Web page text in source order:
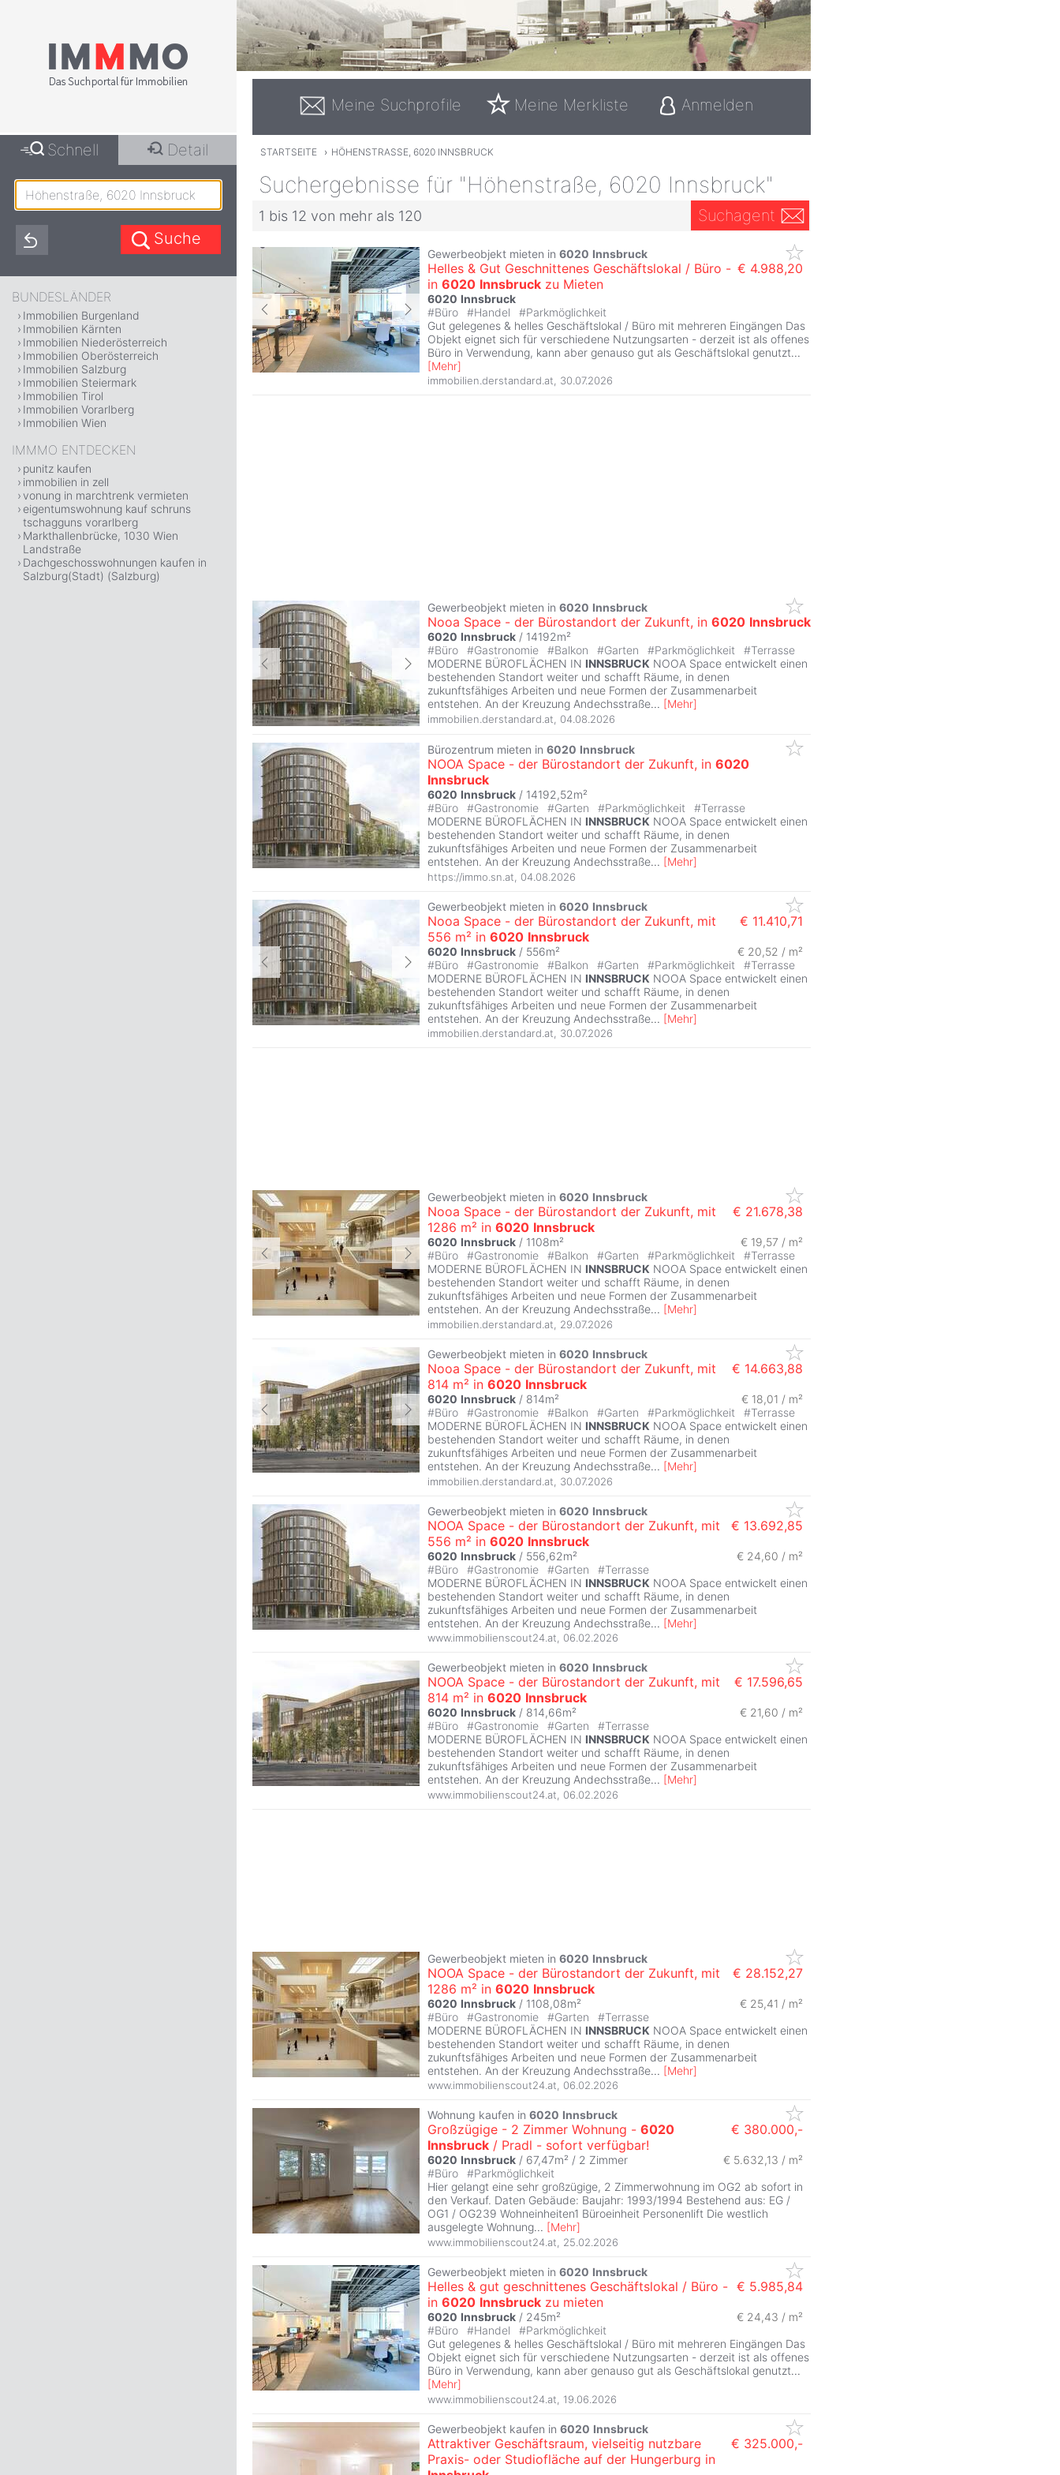
Meine Suchprofile Meine Merkliste Anmelden
STARTSEITE › HÖHENSTRASSE, 6020 INNSBRUCK
Suchergebnisse für "Höhenstraße, 6020 Innsbruck"
1 bis 12 von mehr als 120 Suchagent
Gewerbeobjekt mieten in 6020 Innsbruck
Helles & Gut Geschnittenes Geschäftslokal / Büro -
in 6020 Innsbruck zu Mieten
€ 4.988,20
6020 Innsbruck
#Büro #Handel #Parkmöglichkeit
Gut gelegenes & helles Geschäftslokal / Büro mit mehreren Eingängen Das
Objekt eignet sich für verschiedene Nutzungsarten - derzeit ist als offenes
Büro in Verwendung, kann aber genauso gut als Geschäftslokal genutzt...
[Mehr]
immobilien.derstandard.at 30.07.2026
Gewerbeobjekt mieten in 6020 Innsbruck
Nooa Space - der Bürostandort der Zukunft, in 6020 Innsbruck
6020 Innsbruck / 14192m²
#Büro #Gastronomie #Balkon #Garten #Parkmöglichkeit #Terrasse
MODERNE BÜROFLÄCHEN IN INNSBRUCK NOOA Space entwickelt einen
bestehenden Standort weiter und schafft Räume, in denen
zukunftsfähiges Arbeiten und neue Formen der Zusammenarbeit
entstehen. An der Kreuzung Andechsstraße... [Mehr]
immobilien.derstandard.at 04.08.2026
Bürozentrum mieten in 6020 Innsbruck
NOOA Space - der Bürostandort der Zukunft, in 6020
Innsbruck
6020 Innsbruck / 14192,52m²
#Büro #Gastronomie #Garten #Parkmöglichkeit #Terrasse
MODERNE BÜROFLÄCHEN IN INNSBRUCK NOOA Space entwickelt einen
bestehenden Standort weiter und schafft Räume, in denen
zukunftsfähiges Arbeiten und neue Formen der Zusammenarbeit
entstehen. An der Kreuzung Andechsstraße... [Mehr]
https://immo.sn.at 04.08.2026
Gewerbeobjekt mieten in 6020 Innsbruck
Nooa Space - der Bürostandort der Zukunft, mit
556 m² in 6020 Innsbruck
€ 11.410,71
6020 Innsbruck / 556m² € 20,52 / m²
#Büro #Gastronomie #Balkon #Garten #Parkmöglichkeit #Terrasse
MODERNE BÜROFLÄCHEN IN INNSBRUCK NOOA Space entwickelt einen
bestehenden Standort weiter und schafft Räume, in denen
zukunftsfähiges Arbeiten und neue Formen der Zusammenarbeit
entstehen. An der Kreuzung Andechsstraße... [Mehr]
immobilien.derstandard.at, 30.07.2026
Gewerbeobjekt mieten in 6020 Innsbruck
Nooa Space - der Bürostandort der Zukunft, mit
1286 m² in 6020 Innsbruck
€ 21.678,38
6020 Innsbruck / 1108m² € 19,57 / m²
#Büro #Gastronomie #Balkon #Garten #Parkmöglichkeit #Terrasse
MODERNE BÜROFLÄCHEN IN INNSBRUCK NOOA Space entwickelt einen
bestehenden Standort weiter und schafft Räume, in denen
zukunftsfähiges Arbeiten und neue Formen der Zusammenarbeit
entstehen. An der Kreuzung Andechsstraße... [Mehr]
immobilien.derstandard.at 29.07.2026
Gewerbeobjekt mieten in 6020 Innsbruck
Nooa Space - der Bürostandort der Zukunft, mit
814 m² in 6020 Innsbruck
€ 14.663,88
6020 Innsbruck / 814m² € 18,01 / m²
#Büro #Gastronomie #Balkon #Garten #Parkmöglichkeit #Terrasse
MODERNE BÜROFLÄCHEN IN INNSBRUCK NOOA Space entwickelt einen
bestehenden Standort weiter und schafft Räume, in denen
zukunftsfähiges Arbeiten und neue Formen der Zusammenarbeit
entstehen. An der Kreuzung Andechsstraße... [Mehr]
immobilien.derstandard.at 30.07.2026
Gewerbeobjekt mieten in 6020 Innsbruck
NOOA Space - der Bürostandort der Zukunft, mit
556 m² in 6020 Innsbruck
€ 13.692,85
6020 Innsbruck / 556,62m²
€ 24,60 / m²
#Büro #Gastronomie #Garten #Terrasse
MODERNE BÜROFLÄCHEN IN INNSBRUCK NOOA Space entwickelt einen
bestehenden Standort weiter und schafft Räume, in denen
zukunftsfähiges Arbeiten und neue Formen der Zusammenarbeit
entstehen. An der Kreuzung Andechsstraße... [Mehr]
www.immobilienscout24.at 06.02.2026
Gewerbeobjekt mieten in 6020 Innsbruck
NOOA Space - der Bürostandort der Zukunft, mit
814 m² in 6020 Innsbruck
€ 17.596,65
6020 Innsbruck / 814,66m²
€ 21,60 / m²
#Büro #Gastronomie #Garten #Terrasse
MODERNE BÜROFLÄCHEN IN INNSBRUCK NOOA Space entwickelt einen
bestehenden Standort weiter und schafft Räume, in denen
zukunftsfähiges Arbeiten und neue Formen der Zusammenarbeit
entstehen. An der Kreuzung Andechsstraße... [Mehr]
www.immobilienscout24.at 06.02.2026
Gewerbeobjekt mieten in 6020 Innsbruck
NOOA Space - der Bürostandort der Zukunft, mit
1286 m² in 6020 Innsbruck
€ 28.152,27
6020 Innsbruck / 1108,08m²
€ 25,41 / m²
#Büro #Gastronomie #Garten #Terrasse
MODERNE BÜROFLÄCHEN IN INNSBRUCK NOOA Space entwickelt einen
bestehenden Standort weiter und schafft Räume, in denen
zukunftsfähiges Arbeiten und neue Formen der Zusammenarbeit
entstehen. An der Kreuzung Andechsstraße... [Mehr]
www.immobilienscout24.at, 06.02.2026
Wohnung kaufen in 6020 Innsbruck
Großzügige - 2 Zimmer Wohnung - 6020
Innsbruck / Pradl - sofort verfügbar!
€ 380.000,-
6020 Innsbruck / 67,47m² / 2 Zimmer
€ 5.632,13 / m²
#Büro #Parkmöglichkeit
Hier gelangt eine sehr großzügige, 2 Zimmerwohnung im OG2 ab sofort in
den Verkauf. Daten Gebäude: Baujahr: 1993/1994 Bestehend aus: EG /
OG1 / OG239 Wohneinheiten1 Büroeinheit Personenlift Die westlich
ausgelegte Wohnung... [Mehr]
www.immobilienscout24.at 25.02.2026
Gewerbeobjekt mieten in 6020 Innsbruck
Helles & gut geschnittenes Geschäftslokal / Büro -
in 6020 Innsbruck zu mieten
€ 5.985,84
6020 Innsbruck / 245m²
€ 24,43 / m²
#Büro #Handel #Parkmöglichkeit
Gut gelegenes & helles Geschäftslokal / Büro mit mehreren Eingängen Das
Objekt eignet sich für verschiedene Nutzungsarten - derzeit ist als offenes
Büro in Verwendung, kann aber genauso gut als Geschäftslokal genutzt...
[Mehr]
www.immobilienscout24.at 19.06.2026
Gewerbeobjekt kaufen in 6020 Innsbruck
Attraktiver Geschäftsraum, vielseitig nutzbare
Praxis- oder Studiofläche auf der Hungerburg in
€ 325.000,-
Schnell Detail
BUNDESLÄNDER
Immobilien Burgenland
Immobilien Kärnten
Immobilien Niederösterreich
Immobilien Oberösterreich
Immobilien Salzburg
Immobilien Steiermark
Immobilien Tirol
Immobilien Vorarlberg
Immobilien Wien
IMMMO ENTDECKEN
punitz kaufen
immobilien in zell
vonung in marchtrenk vermieten
eigentumswohnung kauf schruns
tschagguns vorarlberg
Markthallenbrücke, 1030 Wien
Landstraße
Dachgeschosswohnungen kaufen in
Salzburg(Stadt) (Salzburg)